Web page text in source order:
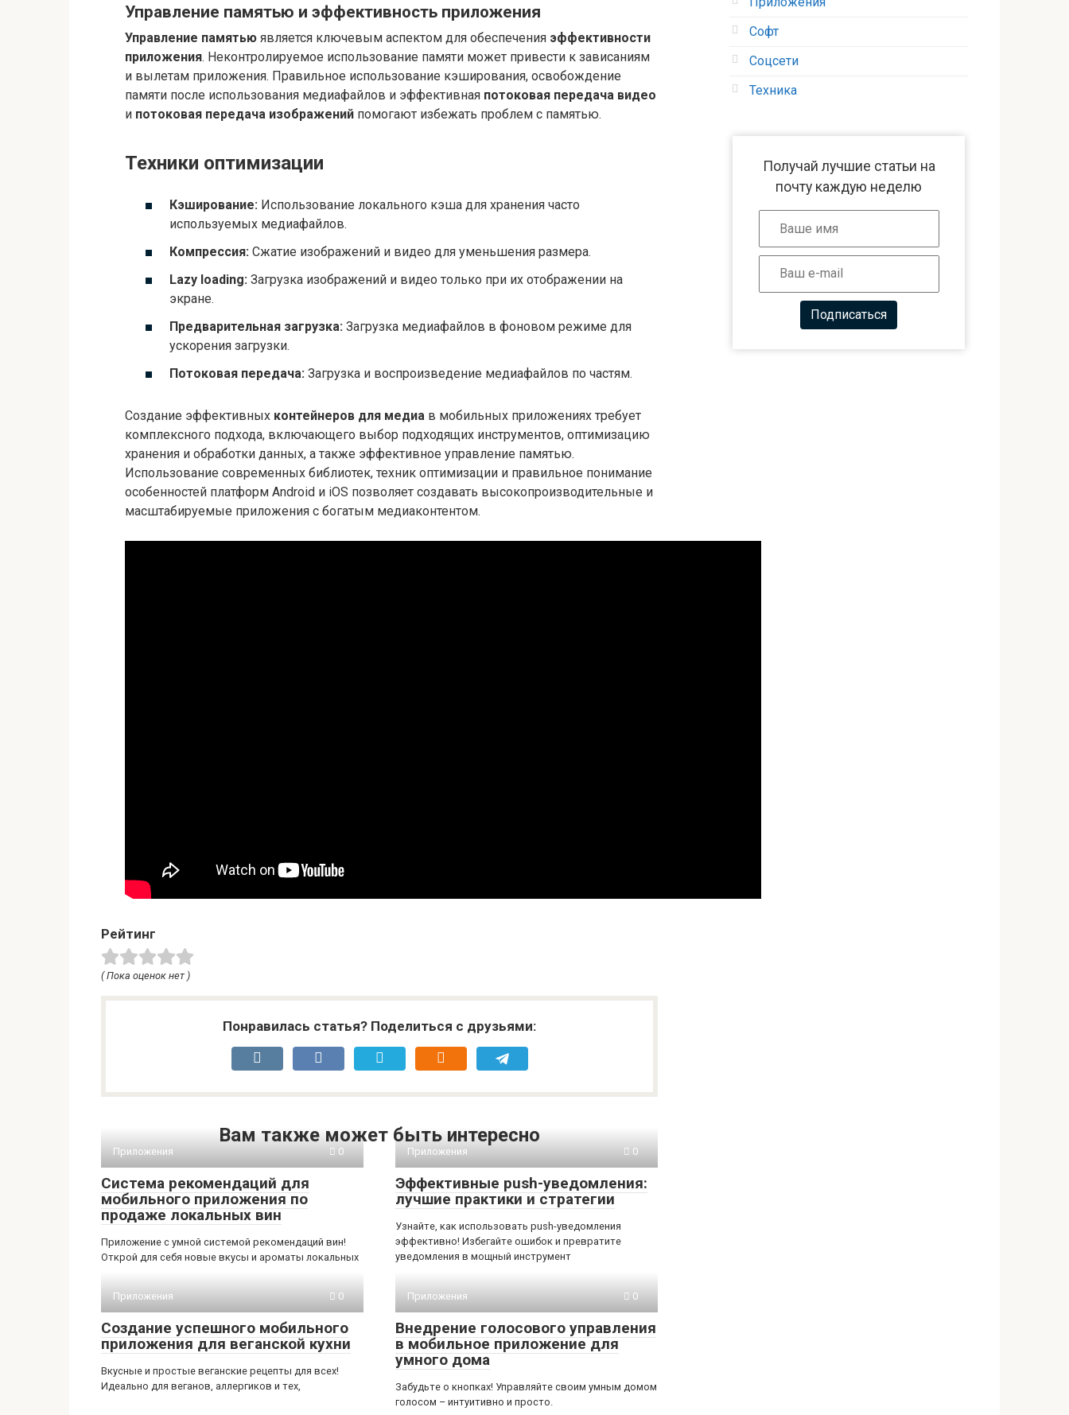
Управление памятью и эффективность приложения
Управление памятью является ключевым аспектом для обеспечения эффективности
приложения. Неконтролируемое использование памяти может привести к зависаниям
и вылетам приложения. Правильное использование кэширования, освобождение
памяти после использования медиафайлов и эффективная потоковая передача видео
и потоковая передача изображений помогают избежать проблем с памятью.
Техники оптимизации
Кэширование: Использование локального кэша для хранения часто
используемых медиафайлов.
Компрессия: Сжатие изображений и видео для уменьшения размера.
Lazy loading: Загрузка изображений и видео только при их отображении на
экране.
Предварительная загрузка: Загрузка медиафайлов в фоновом режиме для
ускорения загрузки.
Потоковая передача: Загрузка и воспроизведение медиафайлов по частям.
Создание эффективных контейнеров для медиа в мобильных приложениях требует
комплексного подхода, включающего выбор подходящих инструментов, оптимизацию
хранения и обработки данных, а также эффективное управление памятью.
Использование современных библиотек, техник оптимизации и правильное понимание
особенностей платформ Android и iOS позволяет создавать высокопроизводительные и
масштабируемые приложения с богатым медиаконтентом.
Рейтинг
( Пока оценок нет )
Понравилась статья? Поделиться с друзьями:
Вам также может быть интересно
Приложения 0
Система рекомендаций для
мобильного приложения по
продаже локальных вин
Приложение с умной системой рекомендаций вин!
Открой для себя новые вкусы и ароматы локальных
Приложения 0
Эффективные push-уведомления:
лучшие практики и стратегии
Узнайте, как использовать push-уведомления
эффективно! Избегайте ошибок и превратите
уведомления в мощный инструмент
Приложения 0
Создание успешного мобильного
приложения для веганской кухни
Вкусные и простые веганские рецепты для всех!
Идеально для веганов, аллергиков и тех,
Приложения 0
Внедрение голосового управления
в мобильное приложение для
умного дома
Забудьте о кнопках! Управляйте своим умным домом
голосом – интуитивно и просто.
Софт
Соцсети
Техника
Получай лучшие статьи на
почту каждую неделю
Подписаться